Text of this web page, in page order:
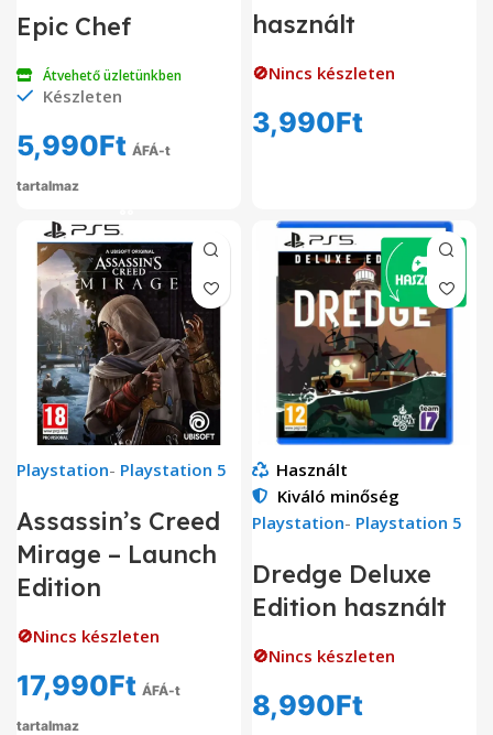
Epic Chef
Átvehető üzletünkben
Készleten
5,990Ft ÁFÁ-t
tartalmaz
használt
🚫Nincs készleten
3,990Ft
Playstation- Playstation 5
Assassin’s Creed
Mirage – Launch
Edition
🚫Nincs készleten
17,990Ft ÁFÁ-t
tartalmaz
Használt
Kiváló minőség
Playstation- Playstation 5
Dredge Deluxe
Edition használt
🚫Nincs készleten
8,990Ft